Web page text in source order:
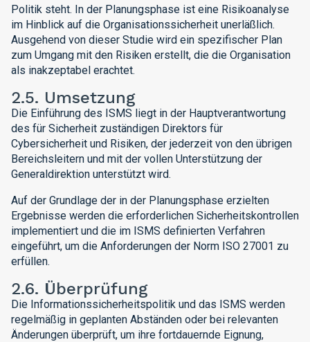
Politik steht. In der Planungsphase ist eine Risikoanalyse
im Hinblick auf die Organisationssicherheit unerläßlich.
Ausgehend von dieser Studie wird ein spezifischer Plan
zum Umgang mit den Risiken erstellt, die die Organisation
als inakzeptabel erachtet.
2.5. Umsetzung
Die Einführung des ISMS liegt in der Hauptverantwortung
des für Sicherheit zuständigen Direktors für
Cybersicherheit und Risiken, der jederzeit von den übrigen
Bereichsleitern und mit der vollen Unterstützung der
Generaldirektion unterstützt wird.
Auf der Grundlage der in der Planungsphase erzielten
Ergebnisse werden die erforderlichen Sicherheitskontrollen
implementiert und die im ISMS definierten Verfahren
eingeführt, um die Anforderungen der Norm ISO 27001 zu
erfüllen.
2.6. Überprüfung
Die Informationssicherheitspolitik und das ISMS werden
regelmäßig in geplanten Abständen oder bei relevanten
Änderungen überprüft, um ihre fortdauernde Eignung,